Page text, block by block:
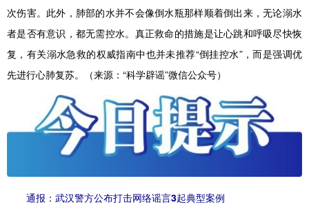
次伤害。此外，肺部的水并不会像倒水瓶那样顺着倒出来，无论溺水
者是否有意识，都无需控水。真正救命的措施是让心跳和呼吸尽快恢
复，有关溺水急救的权威指南中也并未推荐“倒挂控水”，而是强调优
先进行心肺复苏。（来源：“科学辟谣”微信公众号）
通报：武汉警方公布打击网络谣言3起典型案例